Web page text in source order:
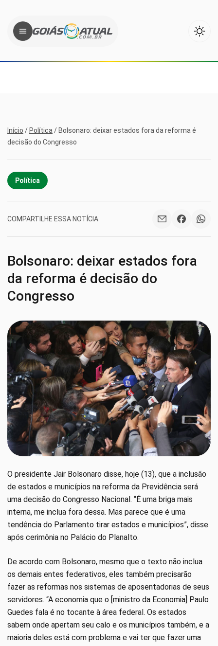
Início / Política / Bolsonaro: deixar estados fora da reforma é
decisão do Congresso
Política
COMPARTILHE ESSA NOTÍCIA
Bolsonaro: deixar estados fora
da reforma é decisão do
Congresso
O presidente Jair Bolsonaro disse, hoje (13), que a inclusão
de estados e municípios na reforma da Previdência será
uma decisão do Congresso Nacional. “É uma briga mais
interna, me inclua fora dessa. Mas parece que é uma
tendência do Parlamento tirar estados e municípios”, disse
após cerimônia no Palácio do Planalto.
De acordo com Bolsonaro, mesmo que o texto não inclua
os demais entes federativos, eles também precisarão
fazer as reformas nos sistemas de aposentadorias de seus
servidores. “A economia que o [ministro da Economia] Paulo
Guedes fala é no tocante à área federal. Os estados
sabem onde apertam seu calo e os municípios também, e a
maioria deles está com problema e vai ter que fazer uma